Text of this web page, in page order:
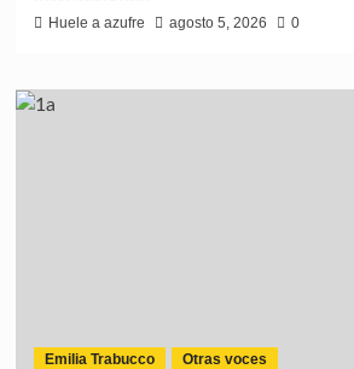
Huele a azufre agosto 5, 2026 0
Emilia Trabucco Otras voces